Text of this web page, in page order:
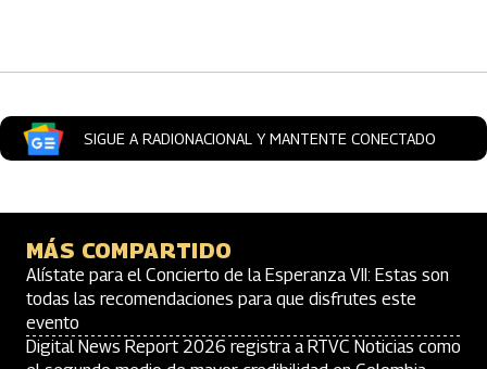
SIGUE A RADIONACIONAL Y MANTENTE CONECTADO
MÁS COMPARTIDO
Alístate para el Concierto de la Esperanza VII: Estas son
todas las recomendaciones para que disfrutes este
evento
Digital News Report 2026 registra a RTVC Noticias como